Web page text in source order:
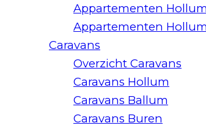
Appartementen
Appartementen
Caravans
Overzicht Caravans
Caravans Hollum
Caravans Ballum
Caravans Buren